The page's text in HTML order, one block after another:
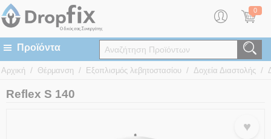
0
Αρχική / Θέρμανση / Εξοπλισμός λεβητοστασίου / Δοχεία Διαστολής /
Reflex S 140
♥